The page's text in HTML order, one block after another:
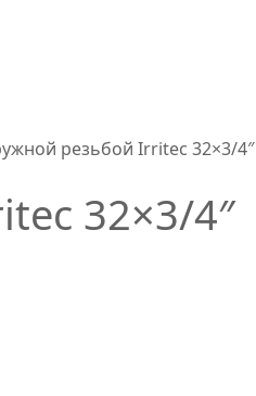
резьбой Irritec 32×3/4″
32×3/4″